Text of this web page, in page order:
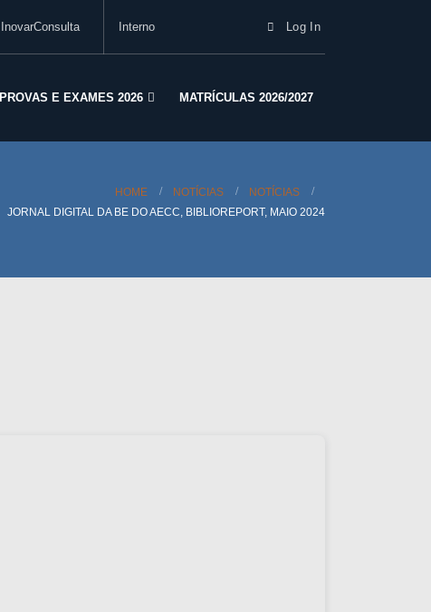
InovarConsulta Interno Log In
PROVAS E EXAMES 2026 MATRÍCULAS 2026/2027
HOME NOTÍCIAS
NOTÍCIAS
JORNAL DIGITAL DA BE DO AECC, BIBLIOREPORT, MAIO 2024